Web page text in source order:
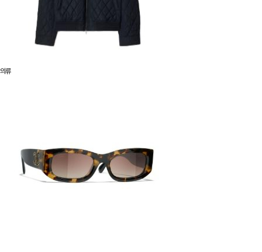
의류